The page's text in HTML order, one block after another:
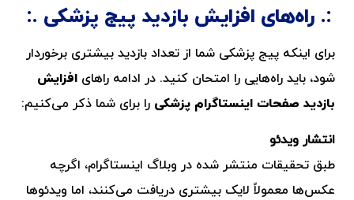
راه‌های افزایش بازدید پیج پزشکی
برای اینکه پیج پزشکی شما از تعداد بازدید بیشتری برخوردار
شود، باید راه‌هایی را امتحان کنید. در ادامه راهای افزایش
بازدید صفحات اینستاگرام پزشکی را برای شما ذکر می‌کنیم:
انتشار ویدئو
طبق تحقیقات منتشر شده در وبلاگ اینستاگرام، اگرچه
عکس‌ها معمولاً لایک بیشتری دریافت می‌کنند، اما ویدئوها